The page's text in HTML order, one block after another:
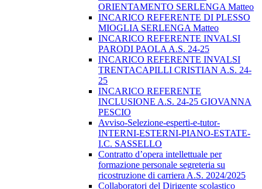
ORIENTAMENTO SERLENGA Matteo
INCARICO REFERENTE DI PLESSO
MIOGLIA SERLENGA Matteo
INCARICO REFERENTE INVALSI
PARODI PAOLA A.S. 24-25
INCARICO REFERENTE INVALSI
TRENTACAPILLI CRISTIAN A.S. 24-
25
INCARICO REFERENTE
INCLUSIONE A.S. 24-25 GIOVANNA
PESCIO
Avviso-Selezione-esperti-e-tutor-
INTERNI-ESTERNI-PIANO-ESTATE-
I.C. SASSELLO
Contratto d’opera intellettuale per
formazione personale segreteria su
ricostruzione di carriera A.S. 2024/2025
Collaboratori del Dirigente scolastico